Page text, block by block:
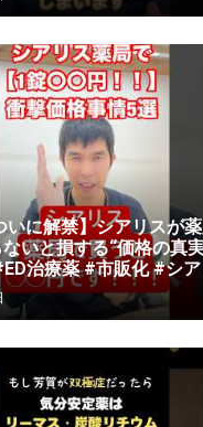
いに解禁】シアリスが
いと損する“価格の真
治療薬 #市販化 #シ